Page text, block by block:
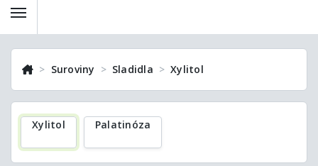
Suroviny Sladidla Xylitol
Xylitol Palatinóza